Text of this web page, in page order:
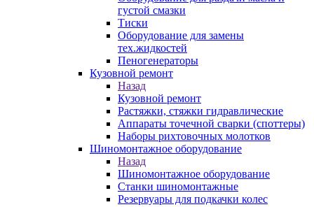
густой смазки
Тиски
Оборудование для замены
тех.жидкостей
Пеногенераторы
Кузовной ремонт
Назад
Кузовной ремонт
Растяжки, стяжки гидравлические
Аппараты точечной сварки (споттеры)
Наборы рихтовочных молотков
Шиномонтажное оборудование
Назад
Шиномонтажное оборудование
Станки шиномонтажные
Резервуары для подкачки колес